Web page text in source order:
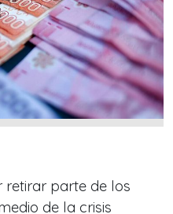
retirar parte de los
de la crisis